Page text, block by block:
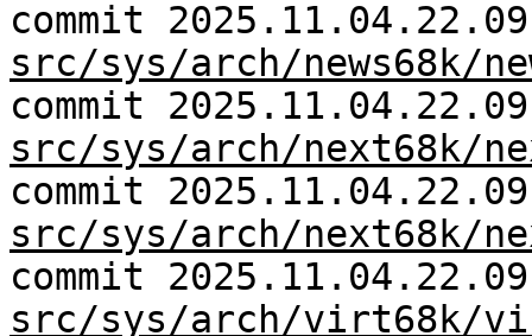
commit
src/sys/arch/news68k/
commit
src/sys/arch/next68k/
commit
src/sys/arch/next68k/
commit
src/sys/arch/virt68k/